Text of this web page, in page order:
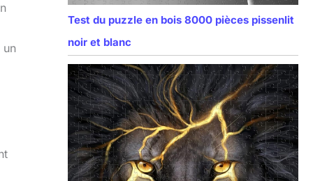
un
Test du puzzle en bois 8000 pièces pissenlit
noir et blanc